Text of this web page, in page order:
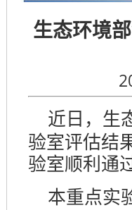
生态环境
近日，生
验室评估结
验室顺利通
本重点实